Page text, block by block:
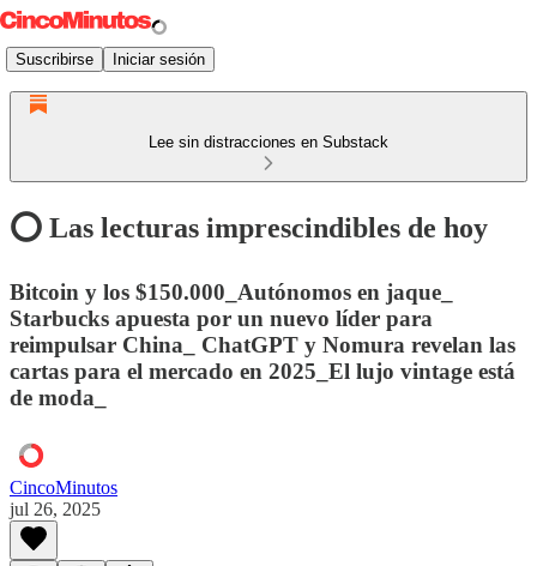
Suscribirse Iniciar sesión
Lee sin distracciones en Substack
⭕️ Las lecturas imprescindibles de hoy
Bitcoin y los $150.000_Autónomos en jaque_
Starbucks apuesta por un nuevo líder para
reimpulsar China_ ChatGPT y Nomura revelan las
cartas para el mercado en 2025_El lujo vintage está
de moda_
CincoMinutos
jul 26, 2025